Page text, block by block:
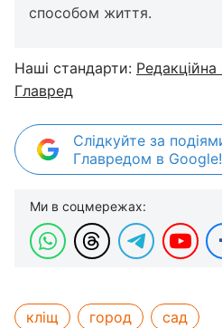
способом життя.
Наші стандарти: Редакційна
Главред
Слідкуйте за
Главредом в Google!
Ми в соцмережах:
кліщ город сад